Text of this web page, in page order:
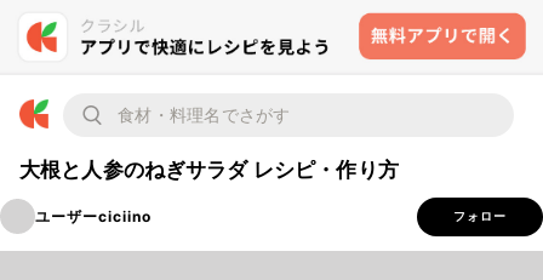
大根と人参のねぎサラダ レシピ・作り方
ユーザーciciino フォロー